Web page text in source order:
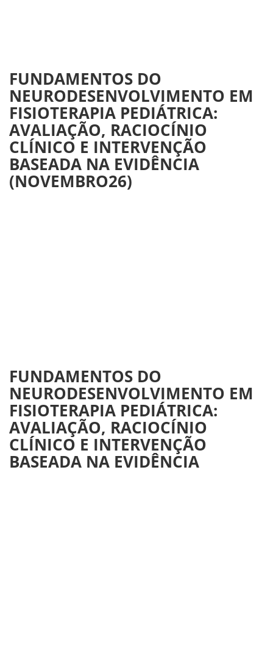
FUNDAMENTOS DO
NEURODESENVOLVIMENTO EM
FISIOTERAPIA PEDIÁTRICA:
AVALIAÇÃO, RACIOCÍNIO
CLÍNICO E INTERVENÇÃO
BASEADA NA EVIDÊNCIA
(NOVEMBRO26)
FUNDAMENTOS DO
NEURODESENVOLVIMENTO EM
FISIOTERAPIA PEDIÁTRICA:
AVALIAÇÃO, RACIOCÍNIO
CLÍNICO E INTERVENÇÃO
BASEADA NA EVIDÊNCIA